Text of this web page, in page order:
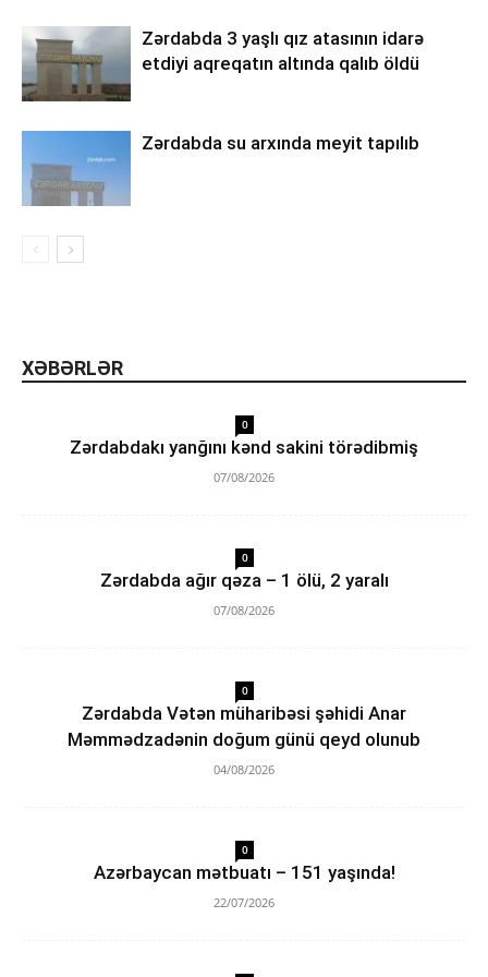
Zərdabda 3 yaşlı qız atasının idarə
etdiyi aqreqatın altında qalıb öldü
Zərdabda su arxında meyit tapılıb
XƏBƏRLƏR
0
Zərdabdakı yanğını kənd sakini törədibmiş
07/08/2026
0
Zərdabda ağır qəza – 1 ölü, 2 yaralı
07/08/2026
0
Zərdabda Vətən müharibəsi şəhidi Anar
Məmmədzadənin doğum günü qeyd olunub
04/08/2026
0
Azərbaycan mətbuatı – 151 yaşında!
22/07/2026